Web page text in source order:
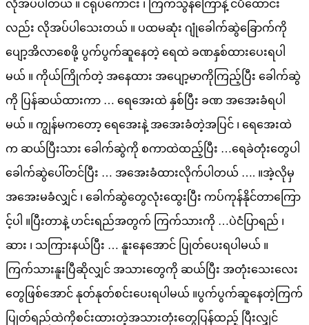
လိုအပ်ပါတယ် ။ ငရုပ်ကောင်း ၊ ကြက်သွန်ကြော်နဲ့ ငပိထောင်း
လည်း လိုအပ်ပါသေးတယ် ။ ပထမဆုံး ဂျုံခေါက်ဆွဲခြောက်ကို
ပျော့အိလာစေဖို့ ပွက်ပွက်ဆူနေတဲ့ ရေထဲ ခဏနှစ်ထားပေးရပါ
မယ် ။ ကိုယ်ကြိုက်တဲ့ အနေထား အပျော့မာကိုကြည့်ပြီး ခေါက်ဆွဲ
ကို ပြန်ဆယ်ထားကာ … ရေအေးထဲ နှစ်ပြီး ခဏ အအေးခံရပါ
မယ် ။ ကျွန်မကတော့ ရေအေးနဲ့ အအေးခံတဲ့အပြင် ၊ ရေအေးထဲ
က ဆယ်ပြီးသား ခေါက်ဆွဲကို စကာထဲထည့်ပြီး …ရေခဲတုံးတွေပါ
ခေါက်ဆွဲပေါ်တင်ပြီး … အအေးခံထားလိုက်ပါတယ် …. ။အဲ့လိုမှ
အအေးမခံလျှင် ၊ ခေါက်ဆွဲတွေလုံးထွေးပြီး ကပ်ကုန်နိုင်တာကြော
င့်ပါ ။ပြီးတာနဲ့ ဟင်းရည်အတွက် ကြက်သားကို …ပဲငံပြာရည် ၊
ဆား ၊ သကြားနယ်ပြီး … နူးနေအောင် ပြုတ်ပေးရပါမယ် ။
ကြက်သားနူးပြီဆိုလျှင် အသားတွေကို ဆယ်ပြီး အတုံးသေးလေး
တွေဖြစ်အောင် နုတ်နုတ်စင်းပေးရပါမယ် ။ပွက်ပွက်ဆူနေတဲ့ကြက်
ပြုတ်ရည်ထဲကိုစင်းထားတဲ့အသားတုံးတွေပြန်ထည့် ပြီးလျှင်